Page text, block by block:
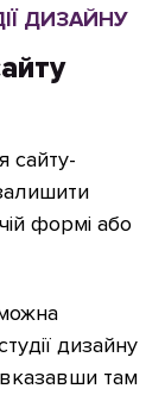
ДИЗАЙНУ
сайту-
формі або
дизайну
там